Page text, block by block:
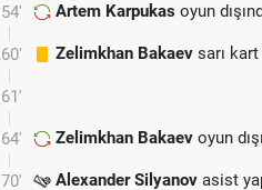
54' Artem Karpukas oyun
60' Zelimkhan Bakaev sarı
61'
64' Zelimkhan Bakaev oyun
70' Alexander Silyanov asist